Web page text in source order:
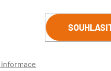
informace